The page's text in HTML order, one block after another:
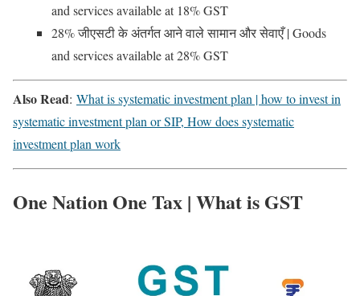
and services available at 18% GST
28% जीएसटी के अंतर्गत आने वाले सामान और सेवाएँ | Goods
and services available at 28% GST
Also Read: What is systematic investment plan | how to invest in
systematic investment plan or SIP, How does systematic
investment plan work
One Nation One Tax | What is GST